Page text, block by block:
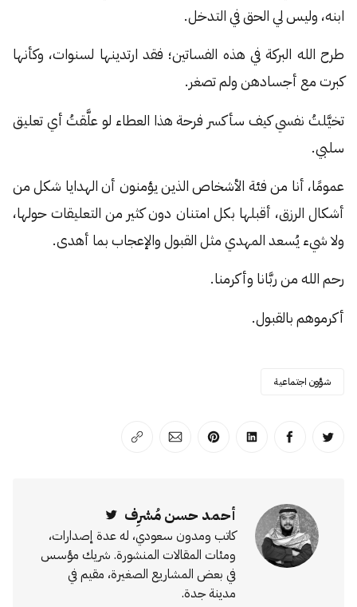
ابنه، وليس لي الحق في التدخل.
طرح الله البركة في هذه الفساتين؛ فقد ارتدينها لسنوات، وكأنها
كبرت مع أجسادهن ولم تصغر.
تخيَّلتُ نفسي كيف سأكسر فرحة هذا العطاء لو علَّقتُ أي تعليق
سلبي.
عمومًا، أنا من فئة الأشخاص الذين يؤمنون أن الهدايا شكل من
أشكال الرزق، أقبلها بكل امتنان دون كثير من التعليقات حولها،
ولا شيء يُسعد المهدي مثل القبول والإعجاب بما أهدى.
رحم الله من ربَّانا وأكرمنا.
أكرموهم بالقبول.
شؤون اجتماعية
انشر على تويترانشر على الفيسبوك
انشر على لينكد إن
انشر على بينترست
انشر على الإيميل
انسخ الرابط
أحمد حسن مُشرِف
كاتب ومدون سعودي، له عدة إصدارات،
ومئات المقالات المنشورة. شريك مؤسس
في بعض المشاريع الصغيرة، مقيم في
مدينة جدة.